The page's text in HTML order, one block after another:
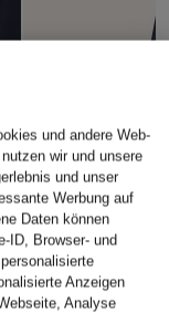
Marc O'Polo
und andere Web-
wir und unsere
und unser
Werbung auf
Daten können
ID, Browser- und
Anzeigen
Analyse